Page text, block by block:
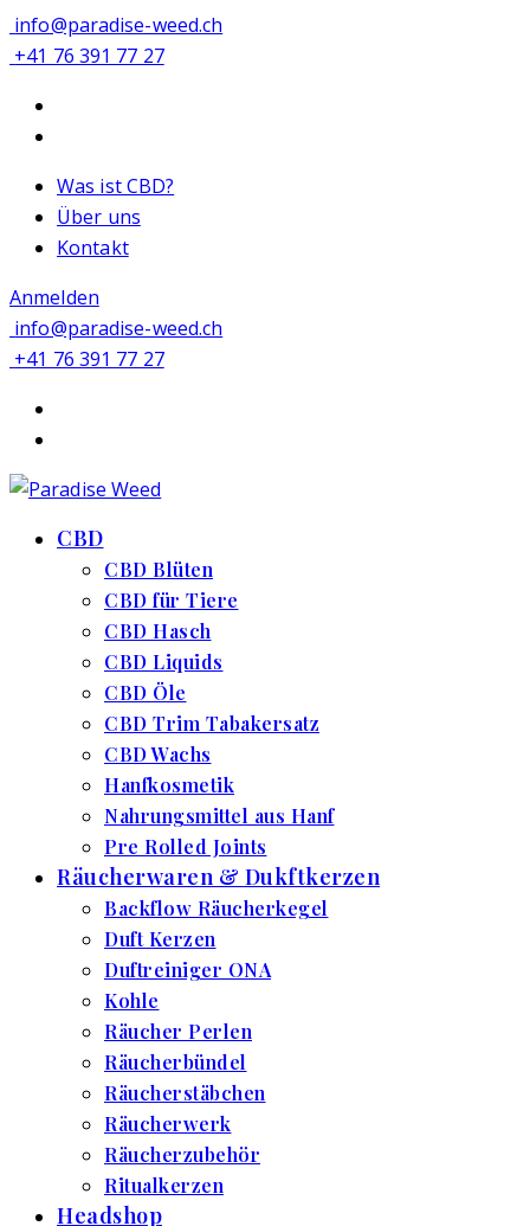
info@paradise-weed.ch
+41 76 391 77 27
Was ist CBD?
Über uns
Kontakt
Anmelden
info@paradise-weed.ch
+41 76 391 77 27
CBD
CBD Blüten
CBD für Tiere
CBD Hasch
CBD Liquids
CBD Öle
CBD Trim Tabakersatz
CBD Wachs
Hanfkosmetik
Nahrungsmittel aus Hanf
Pre Rolled Joints
Räucherwaren & Dukftkerzen
Backflow Räucherkegel
Duft Kerzen
Duftreiniger ONA
Kohle
Räucher Perlen
Räucherbündel
Räucherstäbchen
Räucherwerk
Räucherzubehör
Ritualkerzen
Headshop